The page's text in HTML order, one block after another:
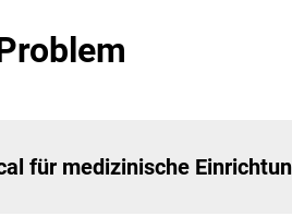
für medizinische